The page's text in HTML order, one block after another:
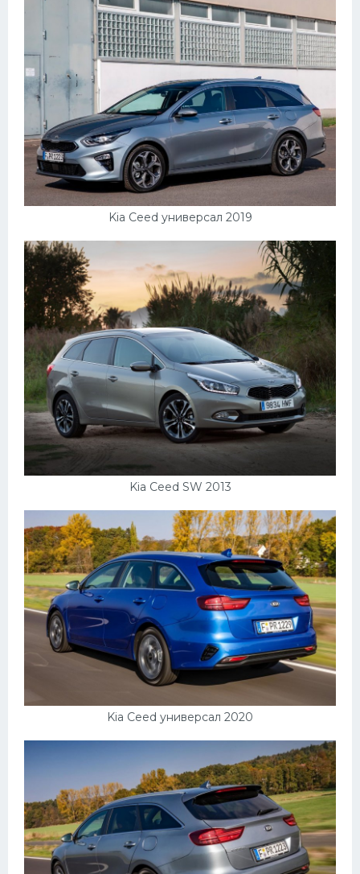
Kia Ceed универсал 2019
Kia Ceed SW 2013
Kia Ceed универсал 2020